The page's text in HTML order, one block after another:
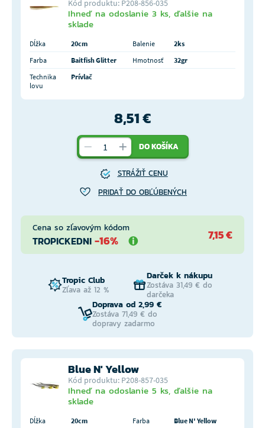
Kód produktu: P208-856-035
Ihneď na odoslanie 3 ks, ďalšie na
sklade
Dĺžka 20cm Balenie
2ks
Farba
Baitfish Glitter Hmotnosť
32gr
Technika
lovu
Prívlač
8,51 €
DO KOŠÍKA
STRÁŽIŤ CENU
PRIDAŤ DO OBĽÚBENÝCH
Cena so zľavovým kódom
TROPICKEDNI -16% 7,15 €
Tropic Club
Zľava až 12 %
Darček k nákupu
Zostáva 31,49 € do
darčeka
Doprava od 2,99 €
Zostáva 71,49 € do
dopravy zadarmo
Blue N' Yellow
Kód produktu: P208-857-035
Ihneď na odoslanie 5 ks, ďalšie na
sklade
Dĺžka 20cm Farba
Blue N' Yellow